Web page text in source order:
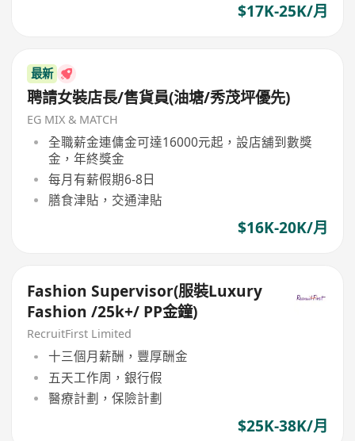
$17K-25K/月
最新
聘請女裝店長/售貨員(油塘/秀茂坪優先)
EG MIX & MATCH
全職薪金連傭金可達16000元起，設店舖到數獎
金，年終獎金
每月有薪假期6-8日
膳食津貼，交通津貼
$16K-20K/月
Fashion Supervisor(服裝Luxury
Fashion /25k+/ PP金鐘)
RecruitFirst Limited
十三個月薪酬，豐厚酬金
五天工作周，銀行假
醫療計劃，保險計劃
$25K-38K/月